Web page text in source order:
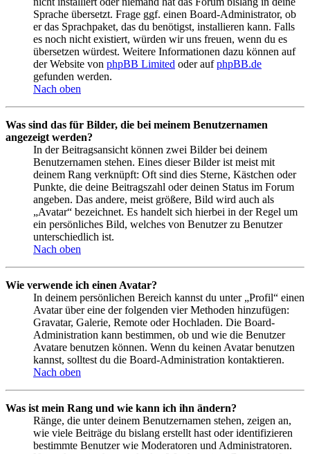
Sprache übersetzt. Frage ggf. einen Board-Administrator, ob
er das Sprachpaket, das du benötigst, installieren kann. Falls
es noch nicht existiert, würden wir uns freuen, wenn du es
übersetzen würdest. Weitere Informationen dazu können auf
der Website von phpBB Limited oder aufphpBB.de
gefunden werden.
Nach oben
Was sind das für Bilder, die bei meinem Benutzernamen
angezeigt werden?
In der Beitragsansicht können zwei Bilder bei deinem
Benutzernamen stehen. Eines dieser Bilder ist meist mit
deinem Rang verknüpft: Oft sind dies Sterne, Kästchen oder
Punkte, die deine Beitragszahl oder deinen Status im Forum
angeben. Das andere, meist größere, Bild wird auch als
„Avatar“ bezeichnet. Es handelt sich hierbei in der Regel um
ein persönliches Bild, welches von Benutzer zu Benutzer
unterschiedlich ist.
Nach oben
Wie verwende ich einen Avatar?
In deinem persönlichen Bereich kannst du unter „Profil“ einen
Avatar über eine der folgenden vier Methoden hinzufügen:
Gravatar, Galerie, Remote oder Hochladen. Die Board-
Administration kann bestimmen, ob und wie die Benutzer
Avatare benutzen können. Wenn du keinen Avatar benutzen
kannst, solltest du die Board-Administration kontaktieren.
Nach oben
Was ist mein Rang und wie kann ich ihn ändern?
Ränge, die unter deinem Benutzernamen stehen, zeigen an,
wie viele Beiträge du bislang erstellt hast oder identifizieren
bestimmte Benutzer wie Moderatoren und Administratoren.